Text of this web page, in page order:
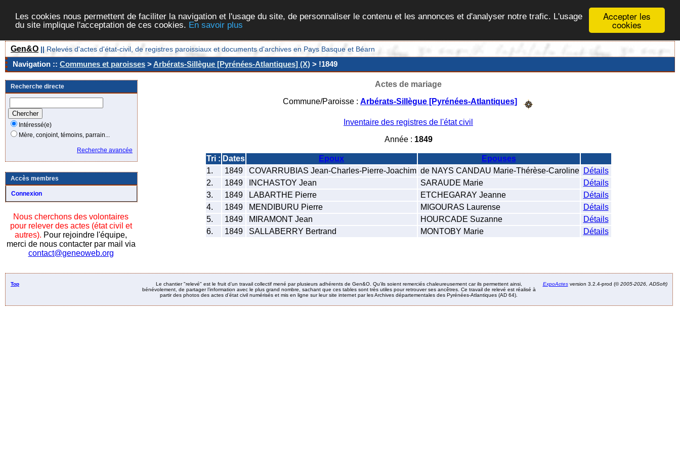
Accepter les
cookies
Les cookies nous permettent de faciliter la navigation et l'usage du site, de personnaliser le contenu et les annonces et d'analyser notre trafic. L'usage
du site implique l'acceptation de ces cookies. En savoir plus
Gen&O || Relevés d'actes d'état-civil, de registres paroissiaux et documents d'archives en Pays Basque et Béarn
Navigation :: Communes et paroisses >Arbérats-Sillègue [Pyrénées-Atlantiques] (X) > !1849
Recherche directe
Intéressé(e)
Mère, conjoint, témoins, parrain...
Recherche avancée
Accès membres
Connexion
Nous cherchons des volontaires
pour relever des actes (état civil et
autres). Pour rejoindre l'équipe,
merci de nous contacter par mail via
contact@geneoweb.org
Actes de mariage
Commune/Paroisse : Arbérats-Sillègue [Pyrénées-Atlantiques]
Inventaire des registres de l'état civil
Année : 1849
Tri : Dates Epoux
Epouses
1.
1849 COVARRUBIAS Jean-Charles-Pierre-Joachim de NAYS CANDAU Marie-Thérèse-Caroline
Détails
2.
1849 INCHASTOY Jean SARAUDE Marie
Détails
3.
1849 LABARTHE Pierre ETCHEGARAY Jeanne
Détails
4.
1849 MENDIBURU Pierre MIGOURAS Laurense
Détails
5.
1849 MIRAMONT Jean HOURCADE Suzanne
Détails
6.
1849 SALLABERRY Bertrand MONTOBY Marie Détails
Top
Le chantier "relevé" est le fruit d’un travail collectif mené par plusieurs adhérents de Gen&O. Qu’ils soient remerciés chaleureusement car ils permettent ainsi,
bénévolement, de partager l’information avec le plus grand nombre, sachant que ces tables sont très utiles pour retrouver ses ancêtres. Ce travail de relevé est réalisé à
partir des photos des actes d’état civil numérisés et mis en ligne sur leur site internet par les Archives départementales des Pyrénées-Atlantiques (AD 64).
ExpoActesversion 3.2.4-prod (©2005-2026, ADSoft)